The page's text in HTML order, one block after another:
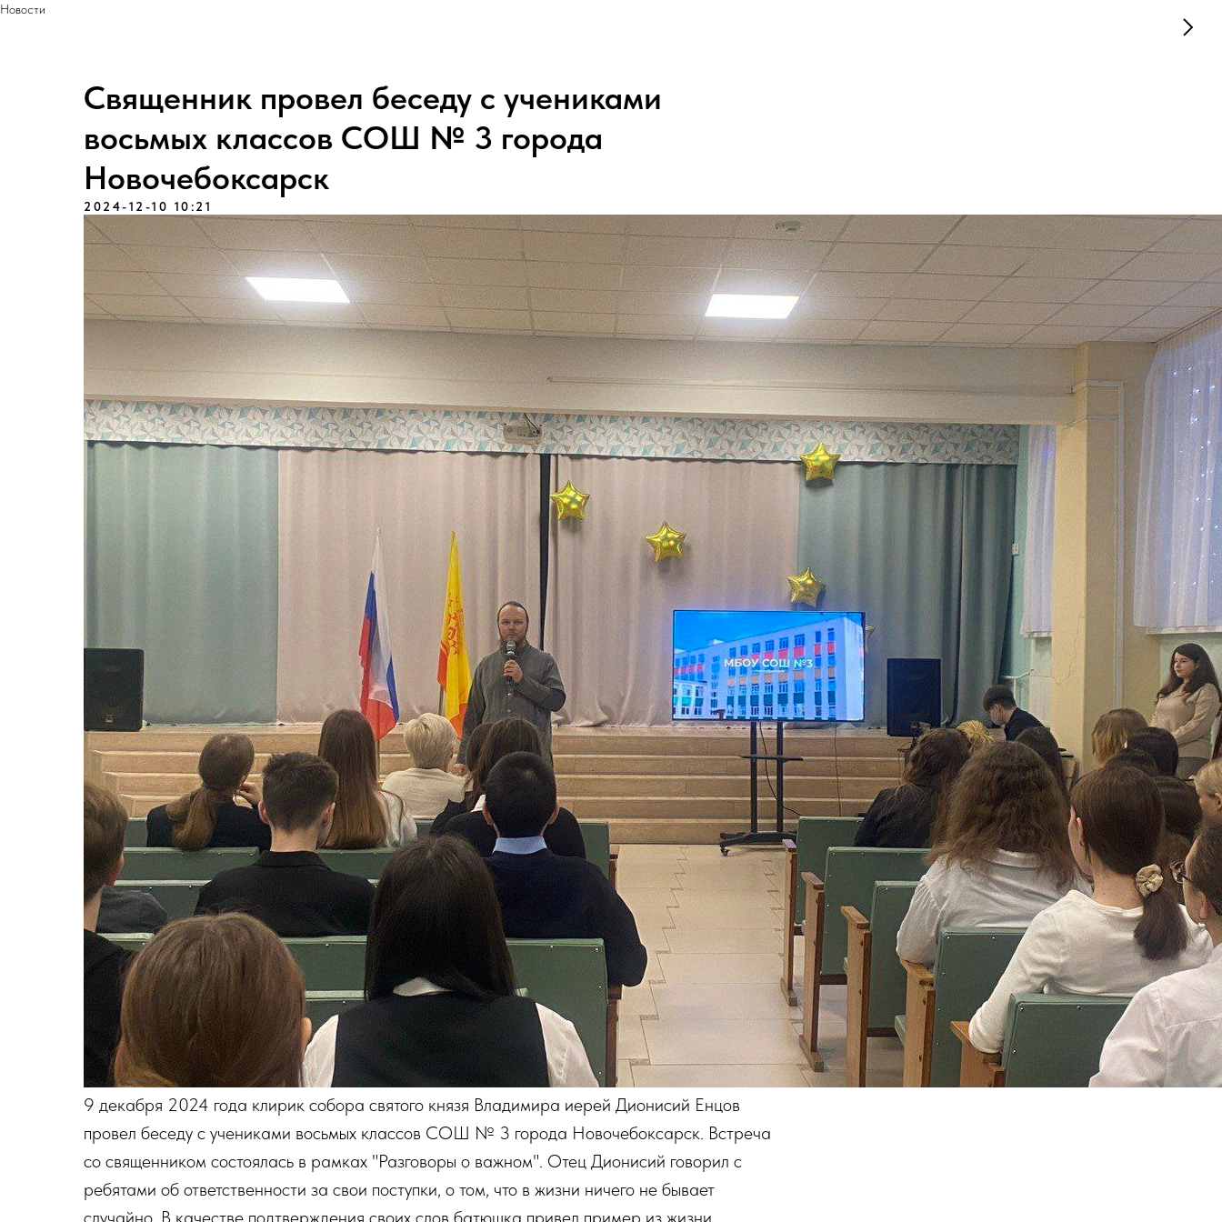
Новости
Священник провел беседу с учениками
восьмых классов СОШ № 3 города
Новочебоксарск
2024-12-10 10:21
9 декабря 2024 года клирик собора святого князя Владимира иерей Дионисий Енцов
провел беседу с учениками восьмых классов СОШ № 3 города Новочебоксарск. Встреча
со священником состоялась в рамках "Разговоры о важном". Отец Дионисий говорил с
ребятами об ответственности за свои поступки, о том, что в жизни ничего не бывает
случайно. В качестве подтверждения своих слов батюшка привел пример из жизни